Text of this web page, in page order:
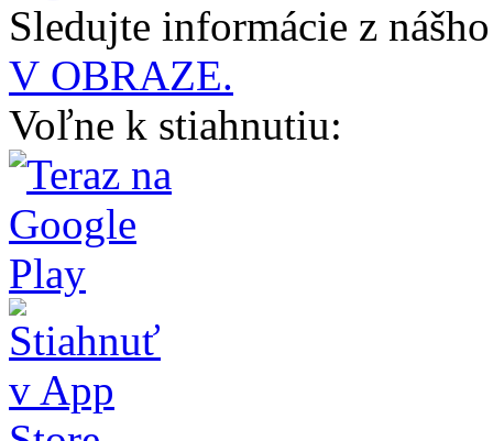
Sledujte informácie z
V OBRAZE.
Voľne k stiahnutiu: